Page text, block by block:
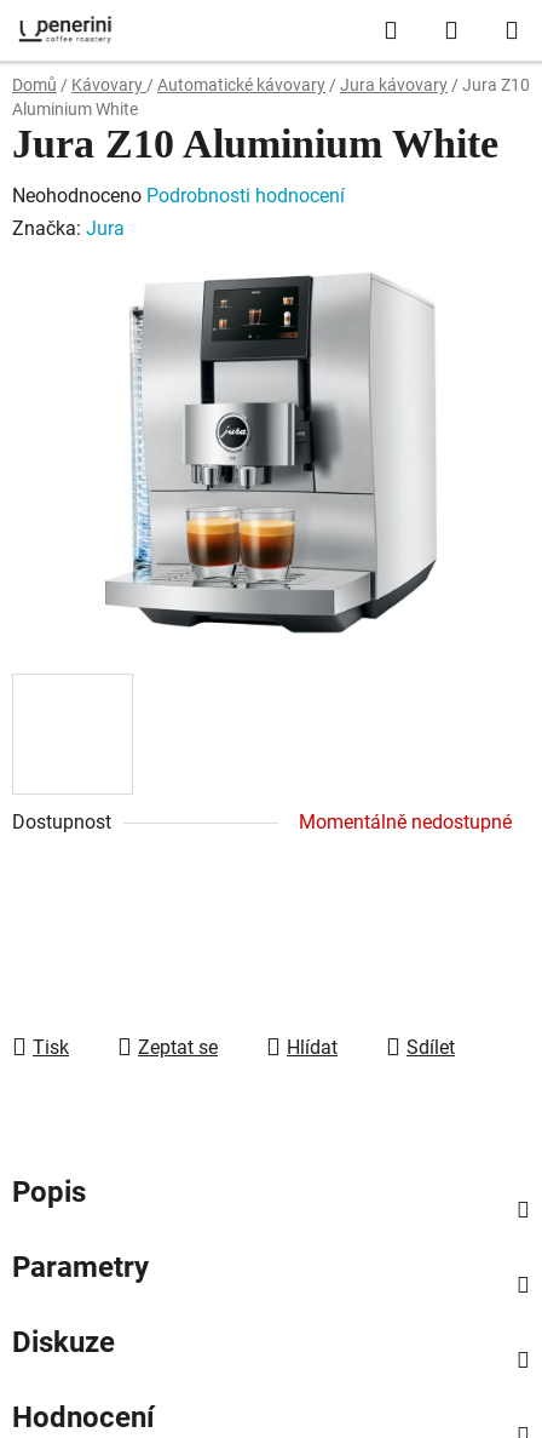
na
obsah
Hledat
KOŠÍK
Domů / Kávovary / Automatické kávovary / Jura kávovary / Jura Z10
Aluminium White
Dostupnost Momentálně nedostupné
Tisk Zeptat se Hlídat Sdílet
Jura Z10 Aluminium White
Průměrné
hodnocení
Neohodnoceno Podrobnosti hodnocení
Značka: Jura
Popis
Parametry
Diskuze
Hodnocení